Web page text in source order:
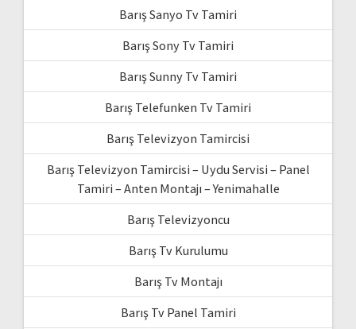
Barış Sanyo Tv Tamiri
Barış Sony Tv Tamiri
Barış Sunny Tv Tamiri
Barış Telefunken Tv Tamiri
Barış Televizyon Tamircisi
Barış Televizyon Tamircisi – Uydu Servisi – Panel
Tamiri – Anten Montajı – Yenimahalle
Barış Televizyoncu
Barış Tv Kurulumu
Barış Tv Montajı
Barış Tv Panel Tamiri